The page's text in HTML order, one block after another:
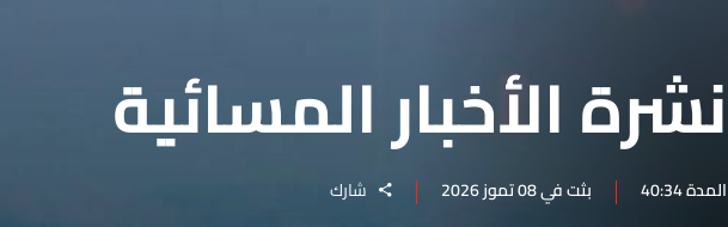
نشرة الأخبار المسائية
المدة 40:34 بثت في 08 تموز 2026
شارك